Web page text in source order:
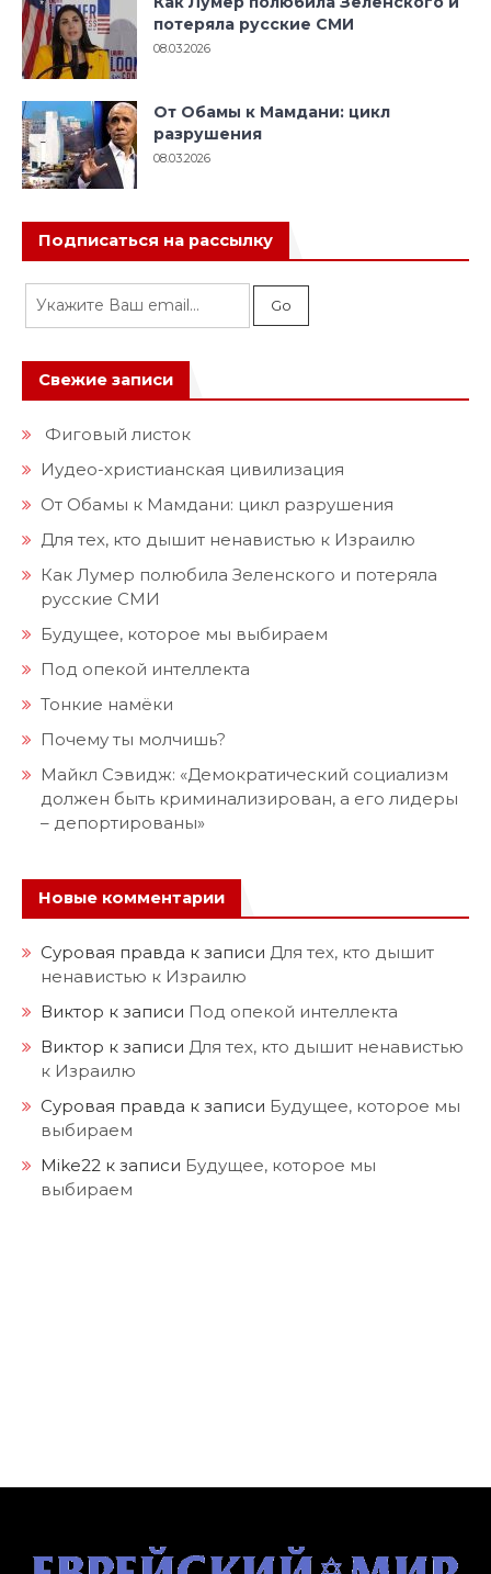
потеряла русские СМИ
08.03.2026
От Обамы к Мамдани: цикл
разрушения
08.03.2026
Подписаться на рассылку
Свежие записи
Фиговый листок
Иудео-христианская цивилизация
От Обамы к Мамдани: цикл разрушения
Для тех, кто дышит ненавистью к Израилю
Как Лумер полюбила Зеленского и потеряла
русские СМИ
Будущее, которое мы выбираем
Под опекой интеллекта
Тонкие намёки
Почему ты молчишь?
Майкл Сэвидж: «Демократический социализм
должен быть криминализирован, а его лидеры
– депортированы»
Новые комментарии
Суровая правда к записи Для тех, кто дышит
ненавистью к Израилю
Виктор к записи Под опекой интеллекта
Виктор к записи Для тех, кто дышит ненавистью
к Израилю
Суровая правда к записи Будущее, которое мы
выбираем
Mike22 к записи Будущее, которое мы
выбираем